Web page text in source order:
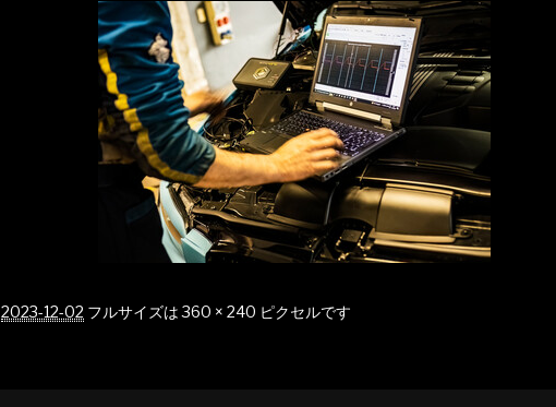
2023-12-02 フルサイズは360 × 240 ピクセルです